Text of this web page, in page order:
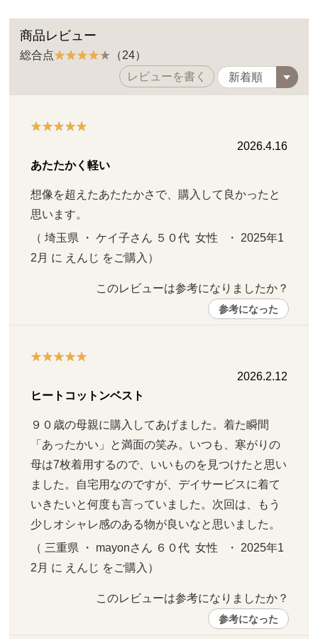
商品レビュー
総合点
（24）
レビューを書く
2026.4.16
あたたかく軽い
想像を超えたあたたかさで、購入して良かったと
思います。
（ 埼玉県 ・ ケイ子さん ５０代  女性   ・ 2025年1
2月 に えんじ をご購入）
このレビューは参考になりましたか？
参考になった
2026.2.12
ヒートコットンベスト
９０歳の母親に購入してあげました。着た瞬間
「あったかい」と満面の笑み。いつも、寒がりの
母は7枚着用するので、いいものを見つけたと思い
ました。自宅用なのですが、デイサービスに着て
いきたいと何度も言っていました。次回は、もう
少しオシャレ感のある物が良いなと思いました。
（ 三重県 ・ mayonさん ６０代  女性   ・ 2025年1
2月 に えんじ をご購入）
このレビューは参考になりましたか？
参考になった